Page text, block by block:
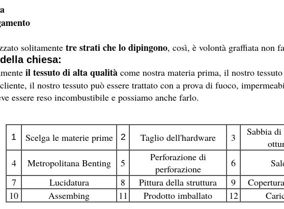
solitamente tre strati che lo dipingono, così, è volontà graffiata non
chiesa:
il tessuto di alta qualità come nostra materia prima, il nostro
il nostro tessuto può essere trattato con a prova di fuoco,
essere reso incombustibile e possiamo anche farlo.
1 Scelga le materie prime 2 Taglio dell'hardware 3
Sabbia
4
Metropolitana Benting 5
Perforazione di
perforazione
6
7
Lucidatura 8 Pittura della struttura 9
10
Assembing 11 Prodotto imballato 12